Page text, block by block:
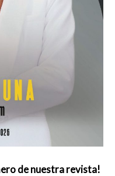
de nuestra revista!